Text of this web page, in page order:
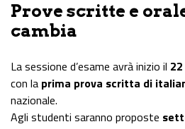
Prove scritte e
cambia
La sessione d’esame avrà inizio il
con la prima prova scritta di
nazionale.
Agli studenti saranno proposte